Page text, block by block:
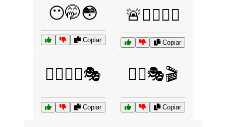
😶🤭😳
Copiar
🚨👮‍♂️🕵️‍♀️
Copiar
🦸‍♂️🦹‍♀️🎭
Copiar
🦹‍♂️🎭🎬
Copiar